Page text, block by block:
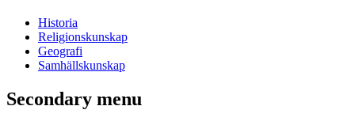
Historia
Religionskunskap
Geografi
Samhällskunskap
Secondary menu